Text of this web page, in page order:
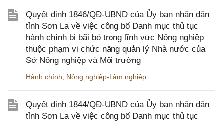
Quyết định 1846/QĐ-UBND của Ủy ban nhân dân
tỉnh Sơn La về việc công bố Danh mục thủ tục
hành chính bị bãi bỏ trong lĩnh vực Nông nghiệp
thuộc phạm vi chức năng quản lý Nhà nước của
Sở Nông nghiệp và Môi trường
Hành chính Nông nghiệp-Lâm nghiệp
Quyết định 1844/QĐ-UBND của Ủy ban nhân dân
tỉnh Sơn La về việc công bố Danh mục thủ tục